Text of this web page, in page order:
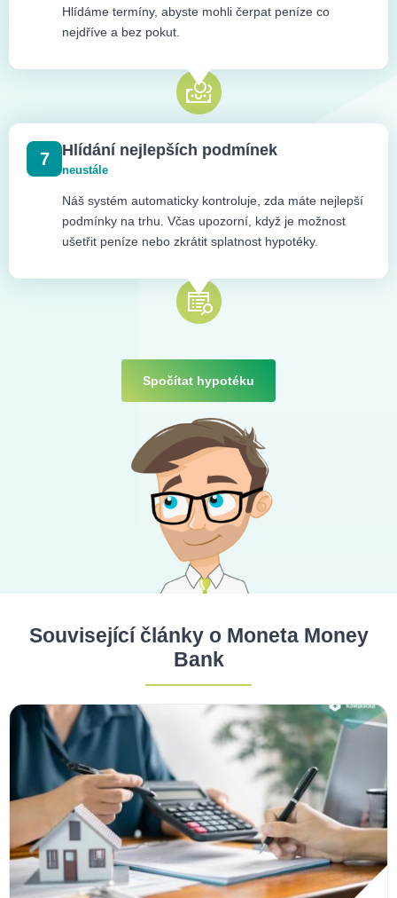
Hlídáme termíny, abyste mohli čerpat peníze co
nejdříve a bez pokut.
7 Hlídání nejlepších podmínek
neustále
Náš systém automaticky kontroluje, zda máte nejlepší
podmínky na trhu. Včas upozorní, když je možnost
ušetřit peníze nebo zkrátit splatnost hypotéky.
Spočítat hypotéku
Související články o Moneta Money
Bank